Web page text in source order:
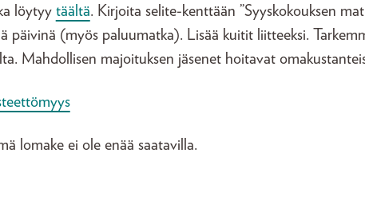
löytyy täältä. Kirjoita selite-kenttään ”Syyskokouksen
päivinä (myös paluumatka). Lisää kuitit liitteeksi.
Mahdollisen majoituksen jäsenet hoitavat
lomake ei ole enää saatavilla.